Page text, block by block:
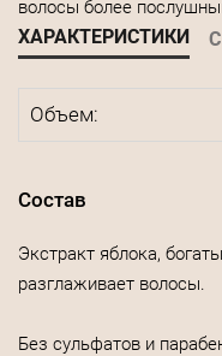
волосы более
ХАРАКТЕРИСТИКИ
Объем:
Состав
Экстракт яблока,
разглаживает волосы.
Без сульфатов и